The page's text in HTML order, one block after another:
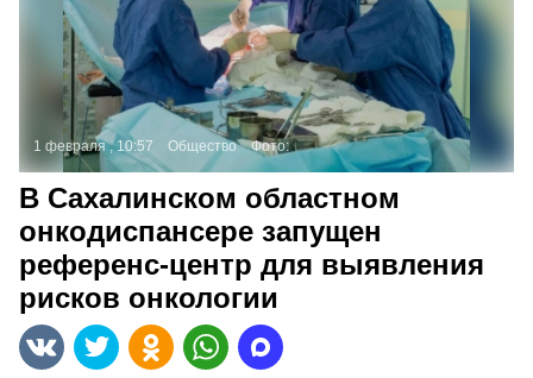
1 февраля , 10:57 Общество Фото:
В Сахалинском областном
онкодиспансере запущен
референс-центр для выявления
рисков онкологии